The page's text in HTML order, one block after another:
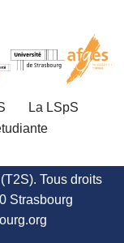
La LSpS
Tous droits
Strasbourg